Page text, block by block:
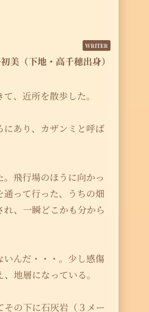
美（下地・高千穂出身）
、近所を散歩した。
あり、カザンミと呼ば
飛行場のほうに向かっ
って行った、うちの畑
れ、一瞬どこかも分から
んだ・・・。少し感傷
地層になっている。
の下に石灰岩（３メー